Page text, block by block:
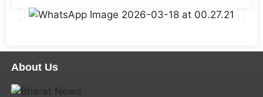
About Us